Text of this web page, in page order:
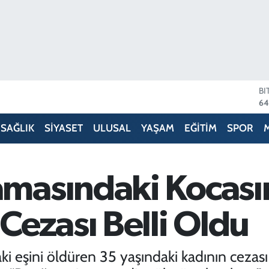
SAĞLIK SİYASET ULUSAL YAŞAM EĞİTİM SPOR
Belli Oldu
eşini öldüren 35 yaşındaki kadının